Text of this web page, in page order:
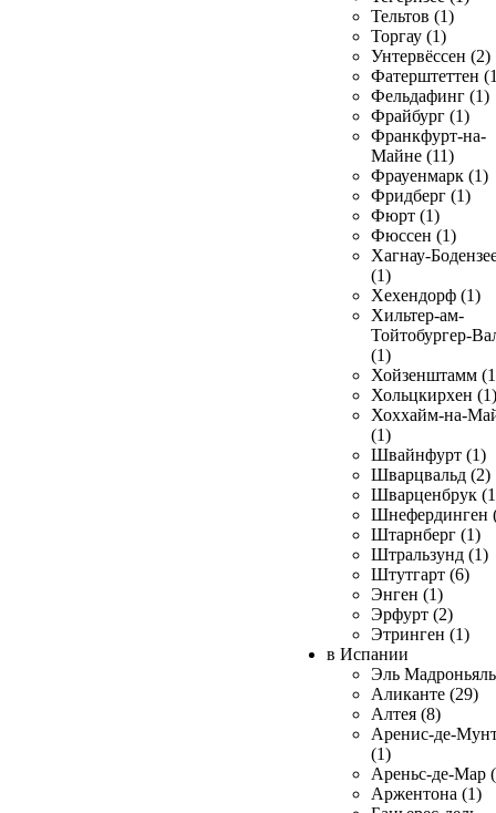
Тельтов (1)
Торгау (1)
Унтервёссен (2)
Фатерштеттен
Фельдафинг (1)
Фрайбург (1)
Франкфурт-на-
Майне (11)
Фрауенмарк (1)
Фридберг (1)
Фюрт (1)
Фюссен (1)
Хагнау-
(1)
Хехендорф (1)
Хильтер-ам-
Тойтобургер-
(1)
Хойзенштамм
Хольцкирхен (1)
Хоххайм-на-
(1)
Швайнфурт (1)
Шварцвальд (2)
Шварценбрук
Шнефердинген
Штарнберг (1)
Штральзунд (1)
Штутгарт (6)
Энген (1)
Эрфурт (2)
Этринген (1)
в Испании
Эль
Аликанте (29)
Алтея (8)
Аренис-де-
(1)
Ареньс-де-Мар
Аржентона (1)